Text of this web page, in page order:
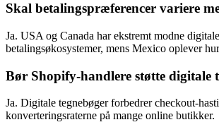
Skal betalingspræferencer variere
Ja. USA og Canada har ekstremt modne digitale
betalingsøkosystemer, mens Mexico oplever
Bør Shopify-handlere støtte digitale
Ja. Digitale tegnebøger forbedrer checkout-
konverteringsraterne på mange online butikker.